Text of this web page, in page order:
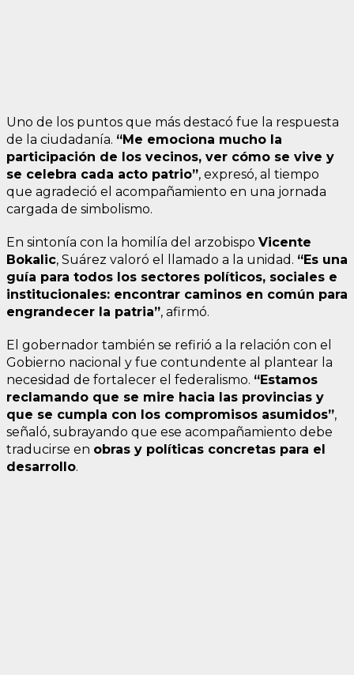
Uno de los puntos que más destacó fue la respuesta
de la ciudadanía. “Me emociona mucho la
participación de los vecinos, ver cómo se vive y
se celebra cada acto patrio”, expresó, al tiempo
que agradeció el acompañamiento en una jornada
cargada de simbolismo.
En sintonía con la homilía del arzobispo Vicente
Bokalic, Suárez valoró el llamado a la unidad. “Es una
guía para todos los sectores políticos, sociales e
institucionales: encontrar caminos en común para
engrandecer la patria”, afirmó.
El gobernador también se refirió a la relación con el
Gobierno nacional y fue contundente al plantear la
necesidad de fortalecer el federalismo. “Estamos
reclamando que se mire hacia las provincias y
que se cumpla con los compromisos asumidos”,
señaló, subrayando que ese acompañamiento debe
traducirse en obras y políticas concretas para el
desarrollo.